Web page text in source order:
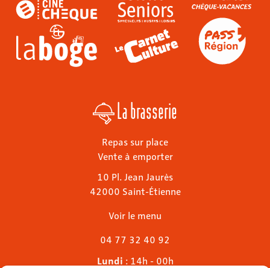
La brasserie
Repas sur place
Vente à emporter
10 Pl. Jean Jaurès
42000 Saint-Étienne
Voir le menu
04 77 32 40 92
Lundi : 14h - 00h